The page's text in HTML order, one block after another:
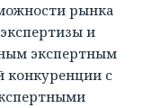
рынка
и
экспертным
конкуренции с